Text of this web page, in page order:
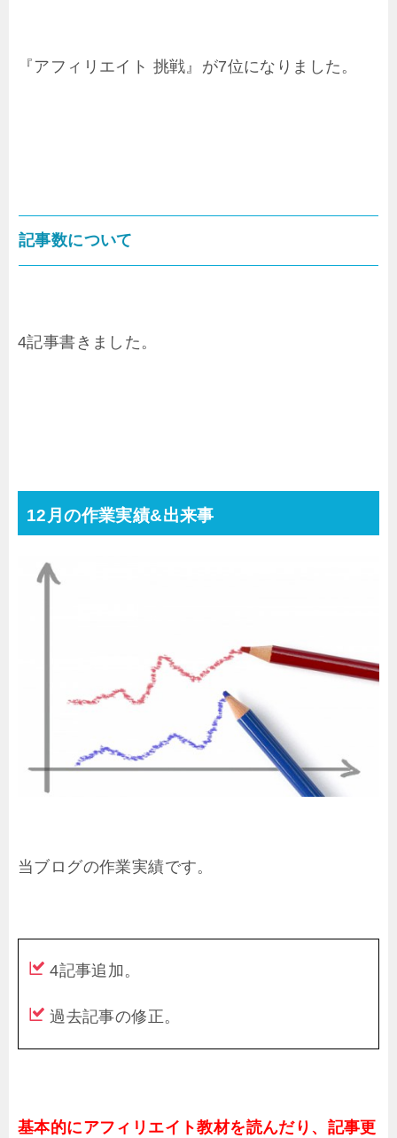
『アフィリエイト 挑戦』が7位になりました。
記事数について
4記事書きました。
12月の作業実績&出来事
当ブログの作業実績です。
4記事追加。
過去記事の修正。
基本的にアフィリエイト教材を読んだり、記事更